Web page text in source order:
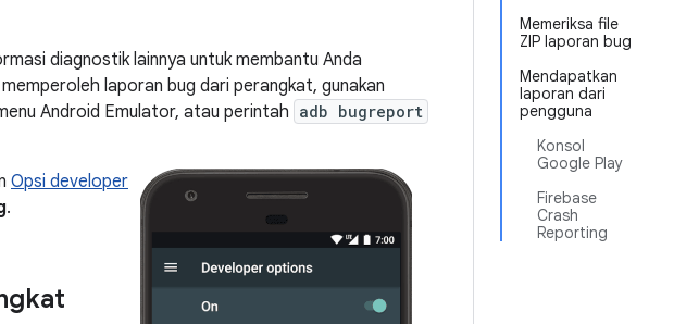
Memeriksa file
ZIP laporan bug
Mendapatkan
laporan dari
pengguna
Konsol
Google Play
Firebase
Crash
Reporting
diagnostik lainnya untuk membantu Anda
laporan bug dari perangkat, gunakan
Android Emulator, atau perintah adb bugreport
Opsi developer
.